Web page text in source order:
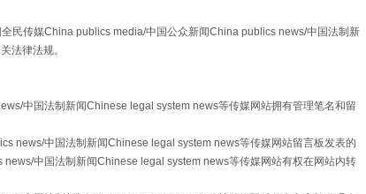
民传媒China publics media/中国公众新闻China publics news/中国法制新
法律法规。
中国法制新闻Chinese legal system news等传媒网站拥有管理笔名和留
news/中国法制新闻Chinese legal system news等传媒网站留言板发表的
中国法制新闻Chinese legal system news等传媒网站有权在网站内转